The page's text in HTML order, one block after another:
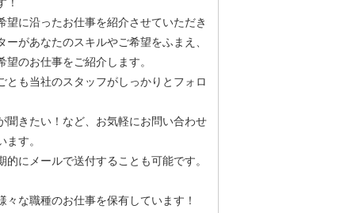
に沿ったお仕事を紹介させていただき
があなたのスキルやご希望をふまえ、
のお仕事をご紹介します。
も当社のスタッフがしっかりとフォロ
聞きたい！など、お気軽にお問い合わせ
す。
にメールで送付することも可能です。
な職種のお仕事を保有しています！